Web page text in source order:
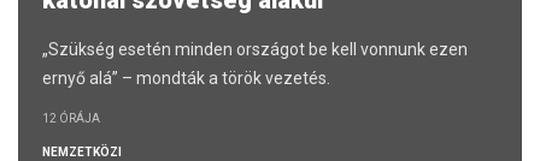
„Szükség esetén minden országot be kell vonnunk ezen
ernyő alá” – mondták a török vezetés.
12 ÓRÁJA
NEMZETKÖZI